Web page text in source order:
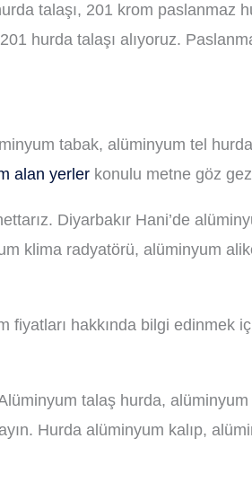
talaşı, 201 krom paslanmaz
hurda talaşı alıyoruz.
tabak, alüminyum tel
alan yerler konulu metne göz
Diyarbakır Hani’de
klima radyatörü, alüminyum
hakkında bilgi edinmek
talaş hurda,
Hurda alüminyum kalıp,